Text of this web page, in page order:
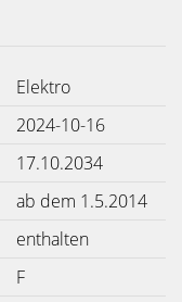
Elektro
2024-10-16
17.10.2034
ab dem 1.5.2014
enthalten
F